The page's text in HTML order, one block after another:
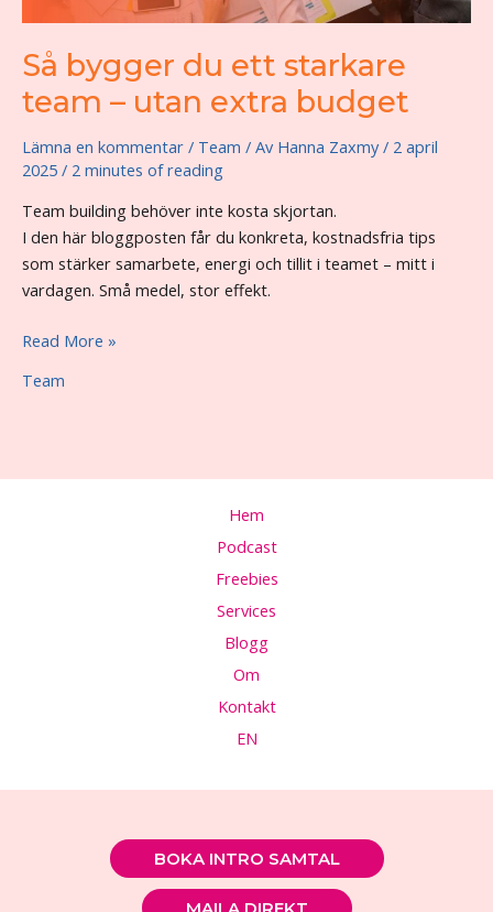
Så bygger du ett starkare
team – utan extra budget
Lämna en kommentar / Team / Av Hanna Zaxmy/ 2 april
2025 / 2 minutes of reading
Team building behöver inte kosta skjortan.
I den här bloggposten får du konkreta, kostnadsfria tips
som stärker samarbete, energi och tillit i teamet – mitt i
vardagen. Små medel, stor effekt.
Så
du
Read More »
Team
Hem
Podcast
Freebies
Services
Blogg
Om
Kontakt
EN
BOKA INTRO SAMTAL